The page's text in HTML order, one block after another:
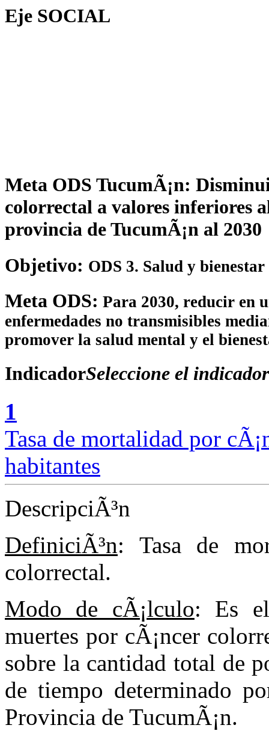
Eje SOCIAL
Meta ODS TucumÃ¡n:
colorrectal a valores inferiores
provincia de TucumÃ¡n al 2030
Objetivo: ODS 3. Salud y bienestar
Meta ODS: Para 2030, reducir en
enfermedades no transmisibles
promover la salud mental y el
IndicadorSeleccione el
1
Tasa de mortalidad por
habitantes
DescripciÃ³n
DefiniciÃ³n: Tasa de
colorrectal.
Modo de cÃ¡lculo: Es
muertes por cÃ¡ncer
sobre la cantidad total de
de tiempo determinado
Provincia de TucumÃ¡n.